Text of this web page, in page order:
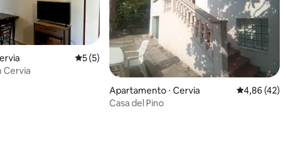
5 de uma avaliação média de 5, 5 avaliações
5 (5)
Cervia
Apartamento ⋅ Cervia 4,86 de
4,86 (42)
Casa del Pino